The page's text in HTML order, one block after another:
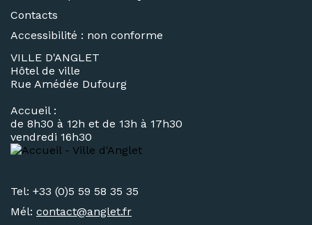
Contacts
Accessibilité : non conforme
VILLE D'ANGLET
Hôtel de ville
Rue Amédée Dufourg
Accueil :
de 8h30 à 12h et de 13h à 17h30
vendredi 16h30
Tel: +33 (0)5 59 58 35 35
Mél: contact@anglet.fr